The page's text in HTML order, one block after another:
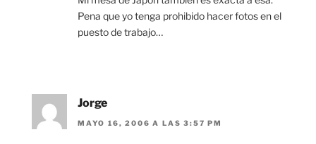
Pena que yo tenga prohibido hacer fotos en el
puesto de trabajo…
Jorge
MAYO 16, 2006 A LAS 3:57 PM